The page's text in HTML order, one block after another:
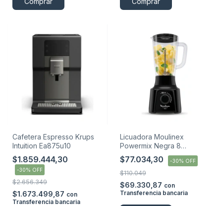
Cafetera Espresso Krups
Intuition Ea875u10
$1.859.444,30
-30% OFF
$2.656.349
$1.673.499,87 con
Transferencia bancaria
Licuadora Moulinex
Powermix Negra 8
Velocidades 2 Litros
$77.034,30 -30% OFF
$110.049
$69.330,87 con
Transferencia bancaria